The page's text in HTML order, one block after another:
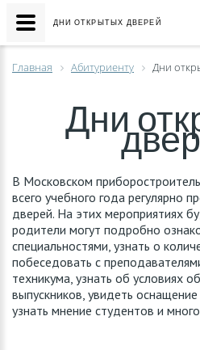
Главная Абитуриенту Дни
Дни
В Московском
всего учебного года регулярно
дверей. На этих мероприятиях
родители могут подробно
специальностями, узнать о
побеседовать с
техникума, узнать об условиях
выпускников, увидеть
узнать мнение студентов и
ДНИ ОТКРЫТЫХ ДВЕРЕЙ